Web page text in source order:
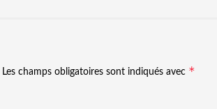
Les champs obligatoires sont indiqués avec *